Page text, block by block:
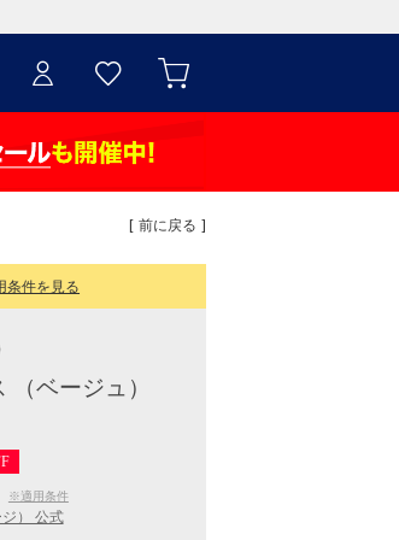
[ 前に戻る ]
条件を見る
ベージュ）
※適用条件
ジ） 公式